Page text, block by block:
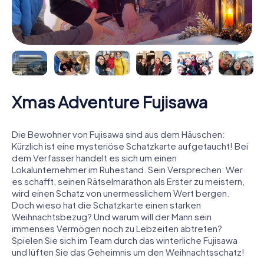
Xmas Adventure Fujisawa
Die Bewohner von Fujisawa sind aus dem Häuschen:
Kürzlich ist eine mysteriöse Schatzkarte aufgetaucht! Bei
dem Verfasser handelt es sich um einen
Lokalunternehmer im Ruhestand. Sein Versprechen: Wer
es schafft, seinen Rätselmarathon als Erster zu meistern,
wird einen Schatz von unermesslichem Wert bergen.
Doch wieso hat die Schatzkarte einen starken
Weihnachtsbezug? Und warum will der Mann sein
immenses Vermögen noch zu Lebzeiten abtreten?
Spielen Sie sich im Team durch das winterliche Fujisawa
und lüften Sie das Geheimnis um den Weihnachtsschatz!